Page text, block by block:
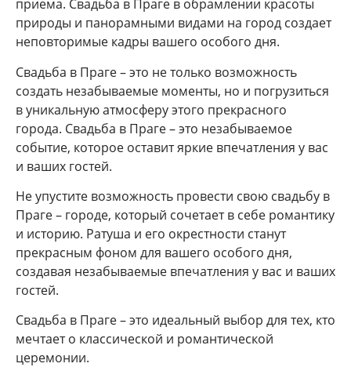
приема. Свадьба в Праге в обрамлении красоты
природы и панорамными видами на город создает
неповторимые кадры вашего особого дня.
Свадьба в Праге – это не только возможность
создать незабываемые моменты, но и погрузиться
в уникальную атмосферу этого прекрасного
города. Свадьба в Праге – это незабываемое
событие, которое оставит яркие впечатления у вас
и ваших гостей.
Не упустите возможность провести свою свадьбу в
Праге – городе, который сочетает в себе романтику
и историю. Ратуша и его окрестности станут
прекрасным фоном для вашего особого дня,
создавая незабываемые впечатления у вас и ваших
гостей.
Свадьба в Праге – это идеальный выбор для тех, кто
мечтает о классической и романтической
церемонии.